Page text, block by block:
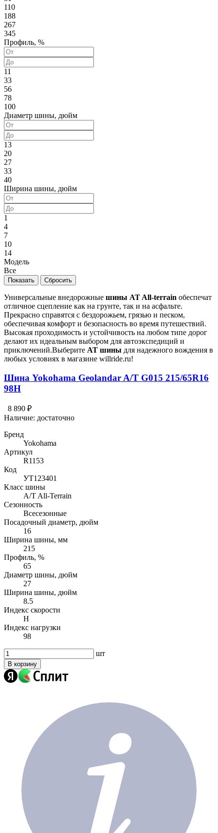
110
188
267
345
Профиль, %
11
33
56
78
100
Диаметр шины, дюйм
13
20
27
33
40
Ширина шины, дюйм
1
4
7
10
14
Модель
Все
Универсальные внедорожные шины AT All-terrain обеспечат
отличное сцепление как на грунте, так и на асфальте.
Прекрасно справятся с бездорожьем, грязью и песком,
обеспечивая комфорт и безопасность во время путешествий.
Высокая проходимость и устойчивость на любом типе дорог
делают их идеальным выбором для автоэкспедиций и
приключений.Выберите AT шины для надежного вождения в
любых условиях в магазине willride.ru!
Шина Yokohama Geolandar A/T G015 215/65R16
98H
8 890 ₽
Наличие: достаточно
Бренд
Yokohama
Артикул
R1153
Код
УТ123401
Класс шины
A/T All-Terrain
Сезонность
Всесезонные
Посадочный диаметр, дюйм
16
Ширина шины, мм
215
Профиль, %
65
Диаметр шины, дюйм
27
Ширина шины, дюйм
8.5
Индекс скорости
H
Индекс нагрузки
98
шт
В корзину